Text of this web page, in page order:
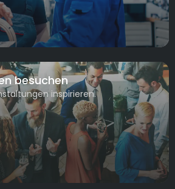
besuchen
inspirieren.